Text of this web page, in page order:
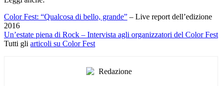
Color Fest: “Qualcosa di bello, grande” – Live report dell’edizione
2016
Un’estate piena di Rock – Intervista agli organizzatori del Color Fest
Tutti gli articoli su Color Fest